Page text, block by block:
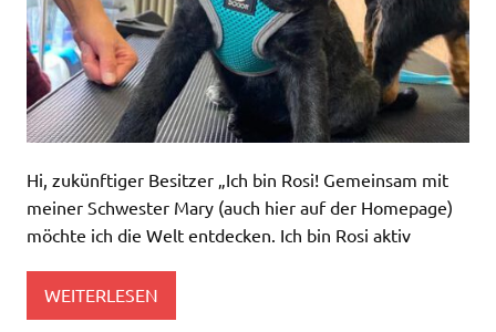
Hi, zukünftiger Besitzer „Ich bin Rosi! Gemeinsam mit
meiner Schwester Mary (auch hier auf der Homepage)
möchte ich die Welt entdecken. Ich bin Rosi aktiv
WEITERLESEN